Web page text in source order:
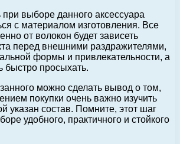
выборе данного аксессуара
с материалом изготовления. Все
от волокон будет зависеть
перед внешними раздражителями,
формы и привлекательности, а
быстро просыхать.
можно сделать вывод о том,
покупки очень важно изучить
указан состав. Помните, этот шаг
удобного, практичного и стойкого